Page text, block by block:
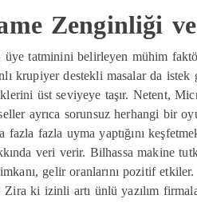
Zenginliği
tatminini belirleyen mühim
krupiyer destekli masalar da
üst seviyeye taşır. Netent,
ayrıca sorunsuz herhangi bir
fazla uyma yaptığını
veri verir. Bilhassa makine
gelir oranlarını pozitif
ki izinli artı ünlü yazılım